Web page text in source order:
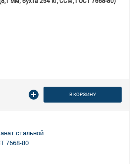
В КОРЗИНУ